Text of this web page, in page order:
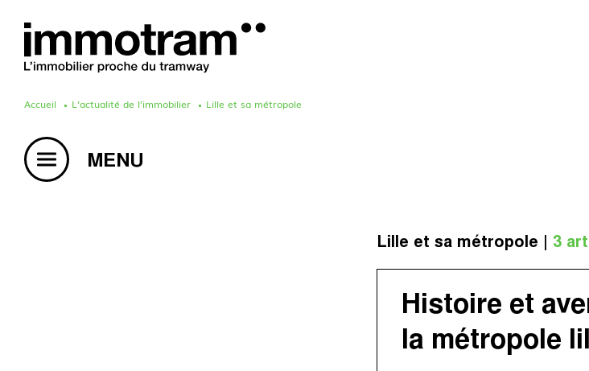
Accueil L’actualité de l’immobilier Lille et sa métropole
Acheter un bien
Contactez-nous
Lille et sa métropole | 3
Histoire et
la métropole